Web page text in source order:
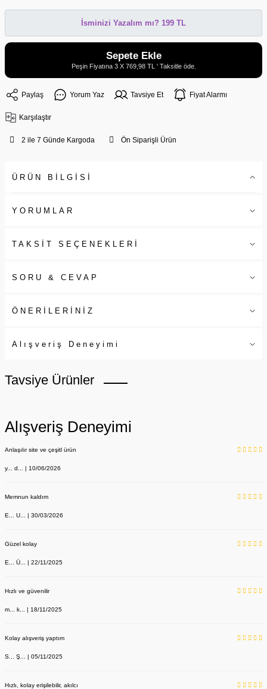
İsminizi Yazalım mı? 199 TL
Sepete Ekle
Peşin Fiyatına 3 X 769,98 TL ' Taksitle öde.
Paylaş Yorum Yaz Tavsiye Et Fiyat Alarmı
Karşılaştır
2 ile 7 Günde Kargoda Ön Siparişli Ürün
ÜRÜN BİLGİSİ
YORUMLAR
TAKSİT SEÇENEKLERİ
SORU & CEVAP
ÖNERİLERİNİZ
Alışveriş Deneyimi
Tavsiye Ürünler
Alışveriş Deneyimi
Anlaşılır site ve çeşitl ürün
y... d... | 10/06/2026
Memnun kaldım
E... U... | 30/03/2026
Güzel kolay
E... Ü... | 22/11/2025
Hızlı ve güvenilir
m... k... | 18/11/2025
Kolay alışveriş yaptım
S... Ş... | 05/11/2025
Hızlı, kolay erişilebilir, akılcı